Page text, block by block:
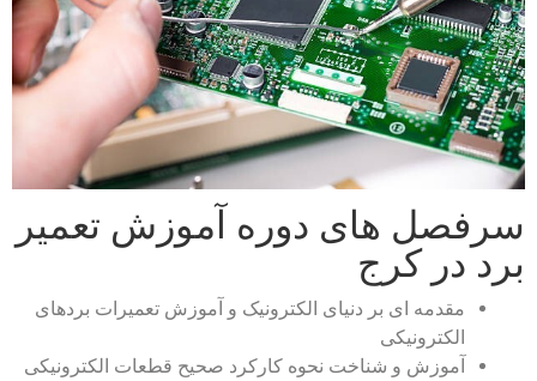
سرفصل های دوره آموزش تعمیر
برد در کرج
مقدمه ای بر دنیای الکترونیک و آموزش تعمیرات بردهای
الکترونیکی
آموزش و شناخت نحوه کارکرد صحیح قطعات الکترونیکی